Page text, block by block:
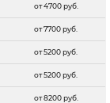
от 4700 руб.
от 7700 руб.
от 5200 руб.
от 5200 руб.
от 8200 руб.